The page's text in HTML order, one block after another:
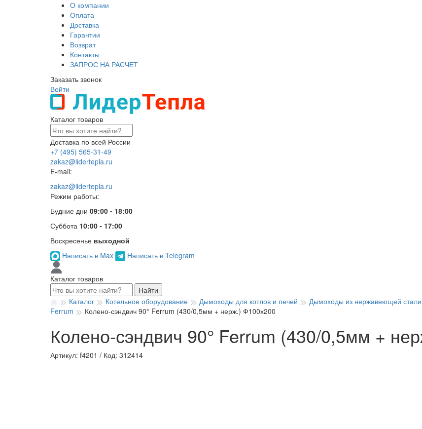
О компании
Оплата
Доставка
Гарантии
Возврат
Контакты
ЗАПРОС НА РАСЧЕТ
Заказать звонок
Войти
Каталог товаров
Доставка по всей России
+7 (495) 565-31-49
zakaz@lidertepla.ru
E-mail:
zakaz@lidertepla.ru
Режим работы:
Будние дни 09:00 - 18:00
Суббота 10:00 - 17:00
Воскресенье выходной
Написать в Max
Написать в Telegram
Каталог товаров
Найти
Каталог
Котельное оборудование Дымоходы для котлов и печей Дымоходы из нержавеющей
Ferrum
Колено-сэндвич 90° Ferrum (430/0,5мм + нерж.) Ф100х200
Колено-сэндвич 90° Ferrum (430/0,5мм +
Артикул: f4201 / Код: 312414